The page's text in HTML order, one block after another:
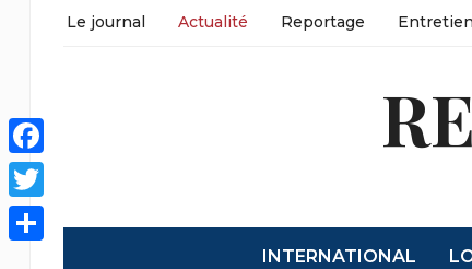
Le journal Actualité Reportage Entretien
INTERNATIONAL
Facebook
Twitter